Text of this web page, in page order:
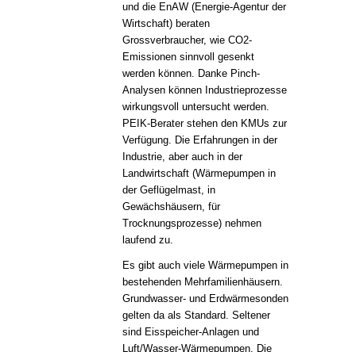
und die EnAW (Energie-Agentur der
Wirtschaft) beraten
Grossverbraucher, wie CO2-
Emissionen sinnvoll gesenkt
werden können. Danke Pinch-
Analysen können Industrieprozesse
wirkungsvoll untersucht werden.
PEIK-Berater stehen den KMUs zur
Verfügung. Die Erfahrungen in der
Industrie, aber auch in der
Landwirtschaft (Wärmepumpen in
der Geflügelmast, in
Gewächshäusern, für
Trocknungsprozesse) nehmen
laufend zu.
Es gibt auch viele Wärmepumpen in
bestehenden Mehrfamilienhäusern.
Grundwasser- und Erdwärmesonden
gelten da als Standard. Seltener
sind Eisspeicher-Anlagen und
Luft/Wasser-Wärmepumpen. Die